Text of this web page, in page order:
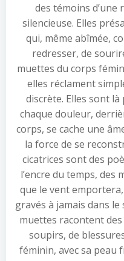
des témoins d’une
silencieuse. Elles
qui, même abîmée,
redresser, de
muettes du corps
elles réclament
discrète. Elles sont
chaque douleur,
corps, se cache une
la force de se
cicatrices sont des
l’encre du temps, des
que le vent
gravés à jamais dans le
muettes racontent des
soupirs, de
féminin, avec sa peau